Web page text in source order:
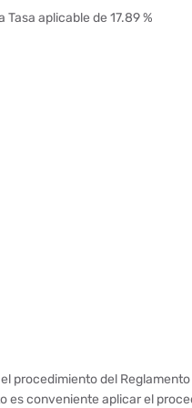
Tasa aplicable de 17.89 %
procedimiento del
es conveniente aplicar el